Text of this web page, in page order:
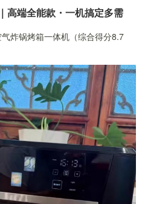
高端全能款・一机搞定多需
炸锅烤箱一体机（综合得分8.7